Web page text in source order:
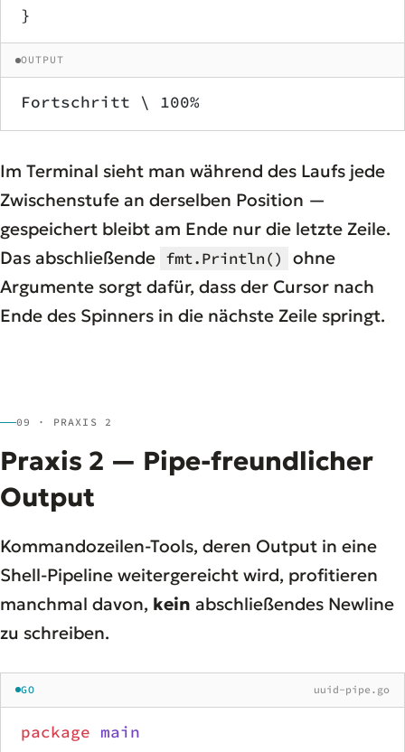
}
OUTPUT
Fortschritt \ 100%
Im Terminal sieht man während des Laufs jede
Zwischenstufe an derselben Position —
gespeichert bleibt am Ende nur die letzte Zeile.
Das abschließende fmt.Println()
ohne
Argumente sorgt dafür, dass der Cursor nach
Ende des Spinners in die nächste Zeile springt.
09 · PRAXIS 2
Praxis 2 — Pipe-freundlicher
Output
Kommandozeilen-Tools, deren Output in eine
Shell-Pipeline weitergereicht wird, profitieren
manchmal davon, kein abschließendes Newline
zu schreiben.
GO uuid-pipe.go
package main